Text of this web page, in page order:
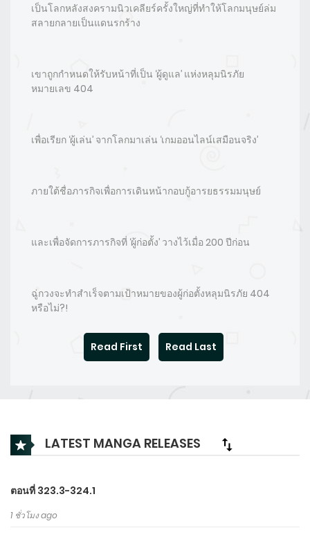
เป็นโลกหลังสงครามนิวเคลียร์ครั้งใหญ่ที่ทำให้โลกมนุษย์ล่ม
สลายกลายเป็นแดนรกร้าง
เขาถูกกำหนดให้รับหน้าที่เป็น ‘ผู้ดูแล’ แห่งหลุมนิรภัย
หมายเลข 404
เพื่อเรียก ‘ผู้เล่น’ จากโลกมาเล่น ‘เกมออนไลน์เสมือนจริง’
ภายใต้ชื่อภารกิจเพื่อการเดินหน้ากอบกู้อารยธรรมมนุษย์
และเพื่อจัดการภารกิจที่ ‘ผู้ก่อตั้ง’ วางไว้เมื่อ 200 ปีก่อน
ฉู่กวงจะทำสำเร็จตามเป้าหมายของผู้ก่อตั้งหลุมนิรภัย 404
หรือไม่?!
Read First Read Last
LATEST MANGA RELEASES
ตอนที่ 323.3-324.1
1 ชั่วโมง ago